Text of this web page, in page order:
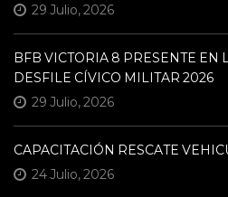
29 Julio, 2026
BFB VICTORIA 8 PRESENTE EN
DESFILE CÍVICO MILITAR 2026
29 Julio, 2026
CAPACITACIÓN RESCATE
24 Julio, 2026